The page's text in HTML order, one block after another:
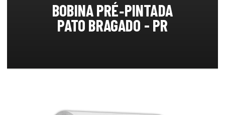
BOBINA PRÉ‑PINTADA
PATO BRAGADO - PR